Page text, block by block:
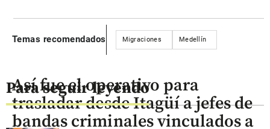
Temas recomendados Migraciones Medellín
Para seguir leyendo
Así fue el operativo para
trasladar desde Itagüí a jefes de
bandas criminales vinculados a